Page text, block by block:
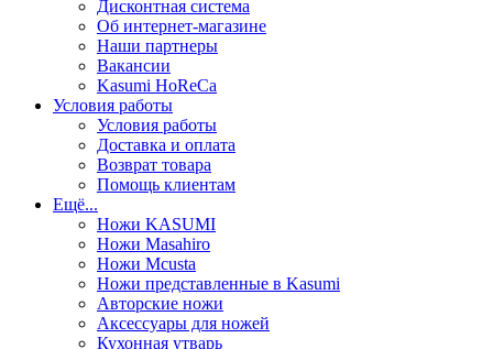
Дисконтная система
Об интернет-магазине
Наши партнеры
Вакансии
Kasumi HoReCa
Условия работы
Условия работы
Доставка и оплата
Возврат товара
Помощь клиентам
Ещё...
Ножи KASUMI
Ножи Masahiro
Ножи Mcusta
Ножи представленные в Kasumi
Авторские ножи
Аксессуары для ножей
Кухонная утварь